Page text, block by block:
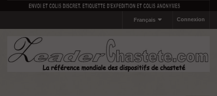
Connexion
Français